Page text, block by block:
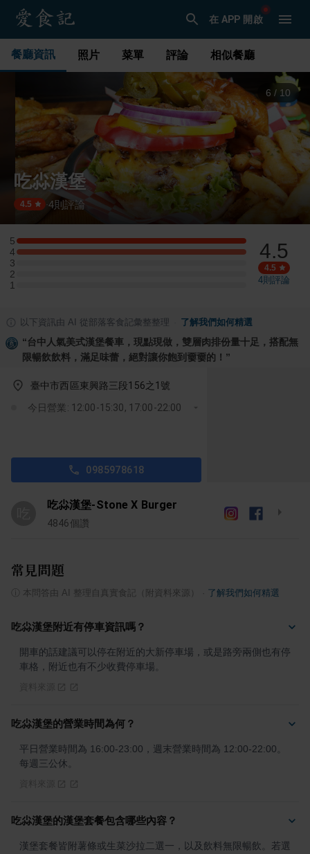
在 APP 開啟
餐廳資訊 照片 菜單 評論 相似餐廳
6 / 10
吃尛漢堡
4.5 ·4則評論
5
5 星：1 則評論
4
4 星：1 則評論
3
3 星：0 則評論
2
2 星：0 則評論
1
1 星：0 則評論
4.5
4.5
4則評論
以下資訊由 AI 從部落客食記彙整整理 了解我們如何精選
“台中人氣美式漢堡餐車，現點現做，雙層肉排份量十足，搭配無
限暢飲飲料，滿足味蕾，絕對讓你飽到嫑嫑的！ ”
臺中市西區東興路三段156之1號
今日營業: 12:00-15:30, 17:00-22:00
0985978618
吃尛漢堡-Stone X Burger
4846個讚
常見問題
本問答由 AI 整理自真實食記（附資料來源） 了解我們如何精選
吃尛漢堡附近有停車資訊嗎？
開車的話建議可以停在附近的大新停車場，或是路旁兩側也有停
車格，附近也有不少收費停車場。
吃尛漢堡的營業時間為何？
平日營業時間為 16:00-23:00，週末營業時間為 12:00-22:00。
每週三公休。
吃尛漢堡的漢堡套餐包含哪些內容？
漢堡套餐皆附薯條或生菜沙拉二選一，以及飲料無限暢飲。若選